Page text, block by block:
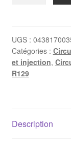
pression
d'essence
Mercedes
M102/M103
UGS :
Catégories :
et injection,
R129
Description